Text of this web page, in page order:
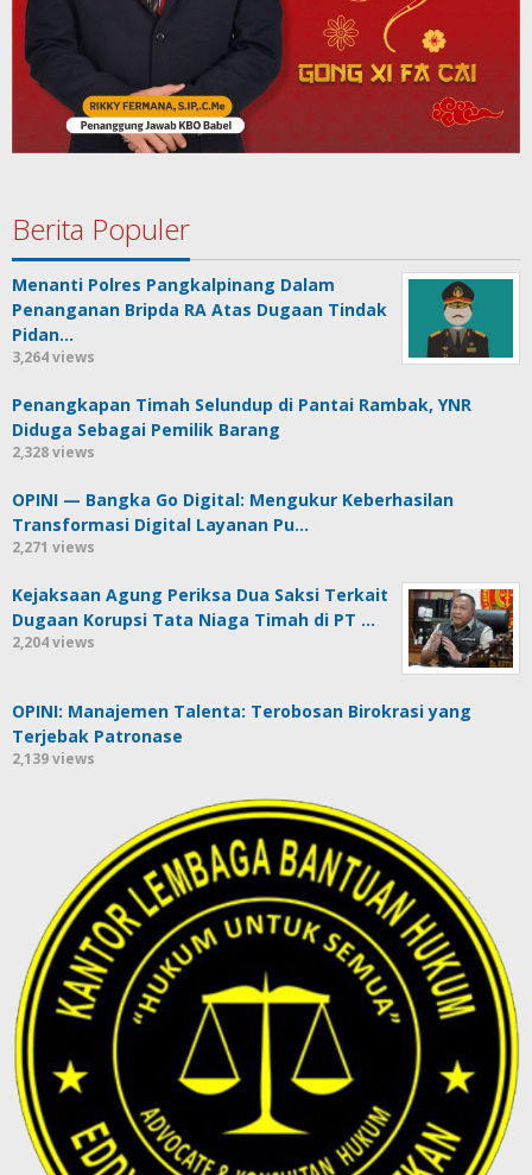
Berita Populer
Menanti Polres Pangkalpinang Dalam
Penanganan Bripda RA Atas Dugaan Tindak
Pidan…
3,264 views
Penangkapan Timah Selundup di Pantai Rambak, YNR
Diduga Sebagai Pemilik Barang
2,328 views
OPINI — Bangka Go Digital: Mengukur Keberhasilan
Transformasi Digital Layanan Pu…
2,271 views
Kejaksaan Agung Periksa Dua Saksi Terkait
Dugaan Korupsi Tata Niaga Timah di PT …
2,204 views
OPINI: Manajemen Talenta: Terobosan Birokrasi yang
Terjebak Patronase
2,139 views